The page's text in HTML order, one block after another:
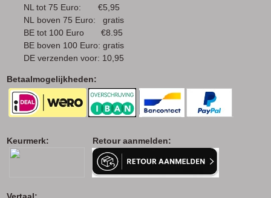
NL tot 75 Euro: €5,95
NL boven 75 Euro: gratis
BE tot 100 Euro €8.95
BE boven 100 Euro: gratis
DE verzenden voor: 10,95
Betaalmogelijkheden:
Keurmerk: Retour aanmelden: